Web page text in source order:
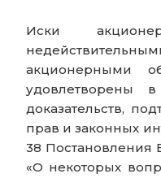
Иски
акционерными
удовлетворены
доказательств,
прав и законных
38 Постановления
«О некоторых